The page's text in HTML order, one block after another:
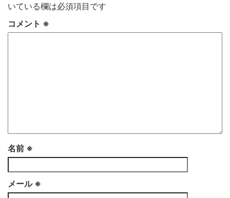
いている欄は必須項目です
コメント ※
名前 ※
メール ※